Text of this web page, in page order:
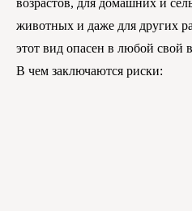
животных и даже для других
этот вид опасен в любой свой
В чем заключаются риски: